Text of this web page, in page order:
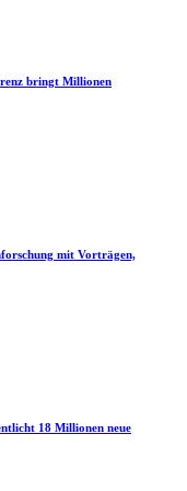
bringt Millionen
mit Vorträgen,
18 Millionen neue